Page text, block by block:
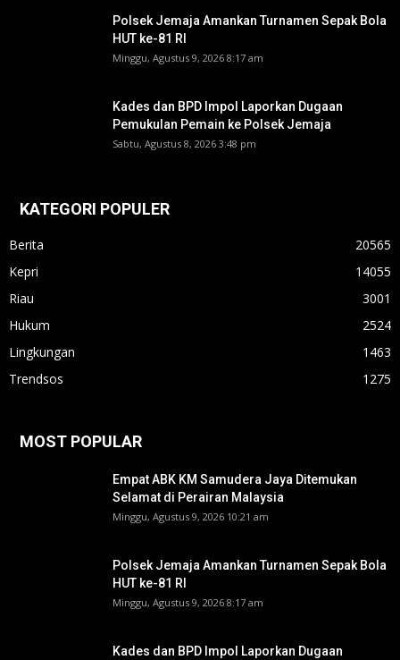
Polsek Jemaja Amankan Turnamen Sepak Bola
HUT ke-81 RI ‎
Minggu, Agustus 9, 2026 8:17 am
Kades dan BPD Impol Laporkan Dugaan
Pemukulan Pemain ke Polsek Jemaja
Sabtu, Agustus 8, 2026 3:48 pm
KATEGORI POPULER
Berita
20565
Kepri
14055
Riau
3001
Hukum
2524
Lingkungan
1463
Trendsos
1275
MOST POPULAR
Empat ABK KM Samudera Jaya Ditemukan
Selamat di Perairan Malaysia
Minggu, Agustus 9, 2026 10:21 am
Polsek Jemaja Amankan Turnamen Sepak Bola
HUT ke-81 RI ‎
Minggu, Agustus 9, 2026 8:17 am
Kades dan BPD Impol Laporkan Dugaan